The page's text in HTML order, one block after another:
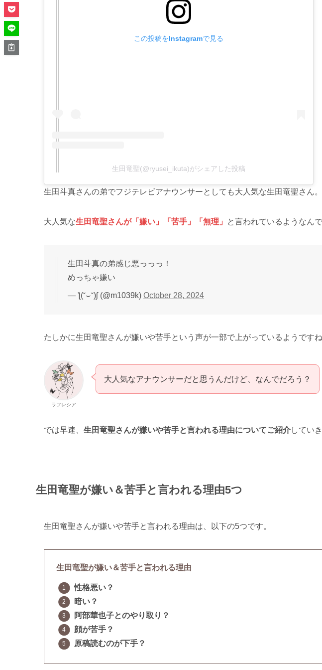
この投稿をInstagramで見る
生田竜聖(@ryusei_ikuta)がシェアした投稿
生田斗真さんの弟でフジテレビアナウンサーとしても大人気な生田竜聖さん。
大人気な生田竜聖さんが「嫌い」「苦手」「無理」 と言われているようなんで
生田斗真の弟感じ悪っっっ！
めっちゃ嫌い
— ƪ(˘⌣˘)ʃ (@m1039k) October 28, 2024
たしかに生田竜聖さんが嫌いや苦手という声が一部で上がっているようですね
ラフレシア
大人気なアナウンサーだと思うんだけど、なんでだろう？
では早速、 生田竜聖さんが嫌いや苦手と言われる理由についてご紹介してい
生田竜聖が嫌い＆苦手と言われる理由5つ
生田竜聖さんが嫌いや苦手と言われる理由は、以下の5つです。
生田竜聖が嫌い＆苦手と言われる理由
性格悪い？
暗い？
阿部華也子とのやり取り？
顔が苦手？
原稿読むのが下手？